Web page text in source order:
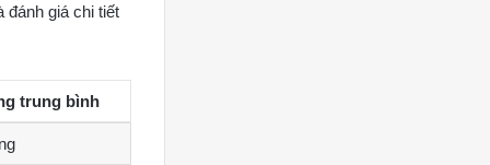
giá chi tiết
trung bình